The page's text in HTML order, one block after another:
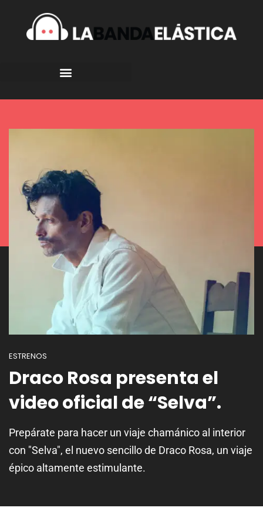
ESTRENOS
Draco Rosa presenta el
video oficial de “Selva”.
Prepárate para hacer un viaje chamánico al interior
con "Selva", el nuevo sencillo de Draco Rosa, un viaje
épico altamente estimulante.